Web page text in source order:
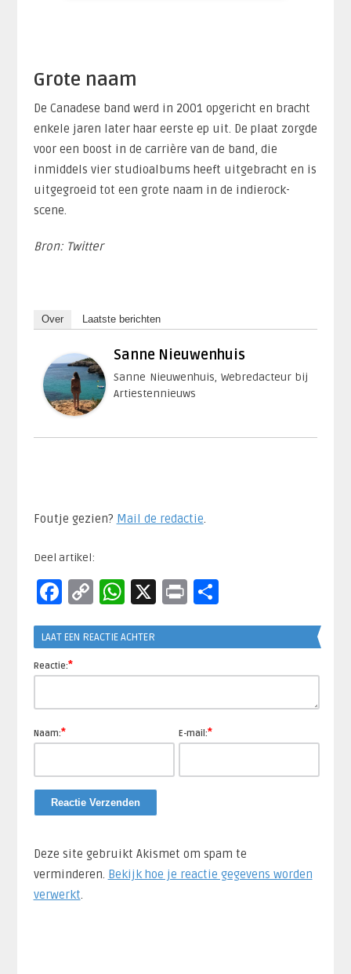
Grote naam
De Canadese band werd in 2001 opgericht en bracht
enkele jaren later haar eerste ep uit. De plaat zorgde
voor een boost in de carrière van de band, die
inmiddels vier studioalbums heeft uitgebracht en is
uitgegroeid tot een grote naam in de indierock-
scene.
Bron: Twitter
Over Laatste berichten
Sanne Nieuwenhuis
Sanne Nieuwenhuis, Webredacteur bij
Artiestennieuws
Foutje gezien? Mail de redactie.​
Deel artikel:
Facebook
CopyWhatsApp
X PrintDelen
LAAT EEN REACTIE ACHTER
Reactie:*
Naam:* E-mail:*
Deze site gebruikt Akismet om spam te
verminderen. Bekijk hoe je reactie gegevens worden
verwerkt.